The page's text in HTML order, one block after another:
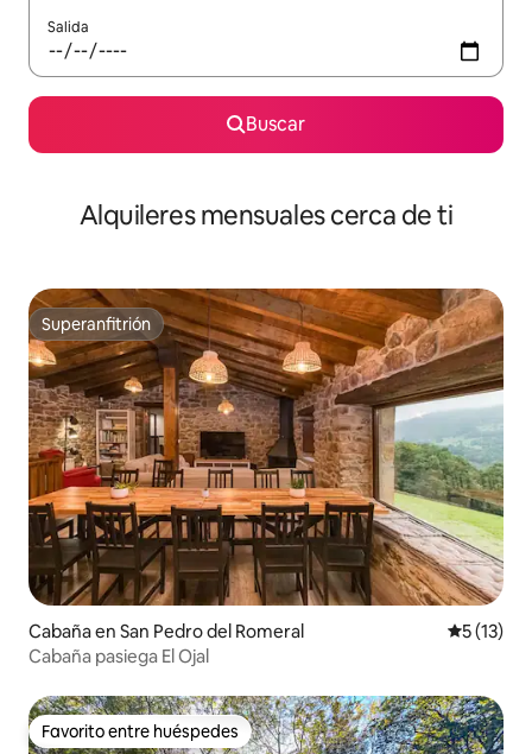
Salida
Buscar
Alquileres mensuales cerca de ti
Superanfitrión
Superanfitrión
Cabaña en San Pedro del Romeral
5 (13)
Cabaña pasiega El Ojal
Favorito entre huéspedes
Favorito entre huéspedes